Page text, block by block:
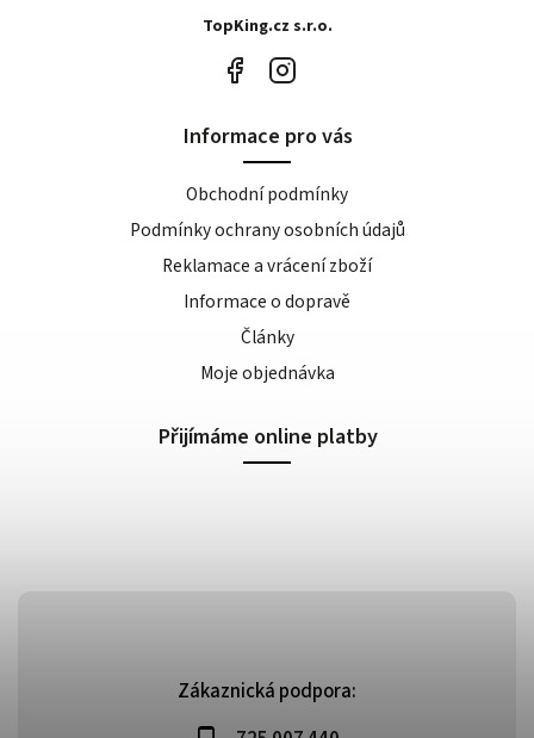
Zákaznická podpora:
TopKing.cz s.r.o.
Informace pro vás
Obchodní podmínky
Podmínky ochrany osobních údajů
Reklamace a vrácení zboží
Informace o dopravě
Články
Moje objednávka
Přijímáme online platby